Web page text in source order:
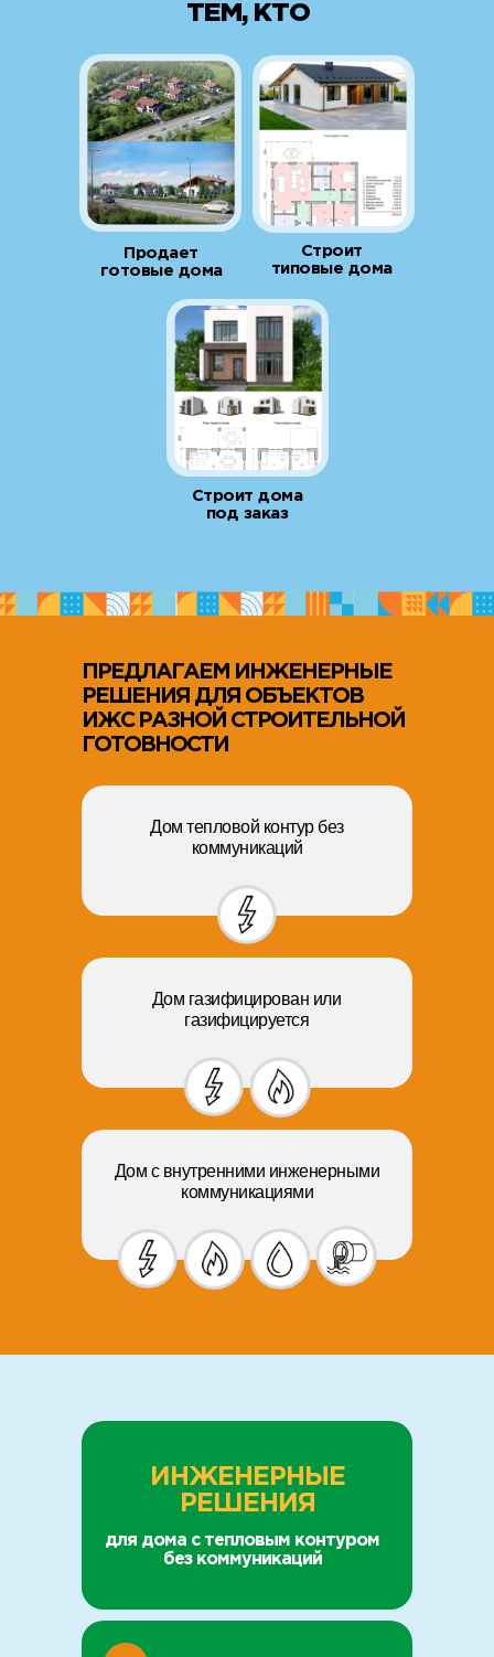
ТЕМ, КТО
ПРЕДЛАГАЕМ ИНЖЕНЕРНЫЕ
РЕШЕНИЯ ДЛЯ ОБЪЕКТОВ
ИЖС РАЗНОЙ СТРОИТЕЛЬНОЙ
ГОТОВНОСТИ
Дом тепловой контур без
коммуникаций
Продает
готовые дома
Строит
типовые дома
Строит дома
под заказ
Дом газифицирован или
газифицируется
Дом с внутренними инженерными
коммуникациями
ИНЖЕНЕРНЫЕ
РЕШЕНИЯ
для дома с тепловым контуром
без коммуникаций